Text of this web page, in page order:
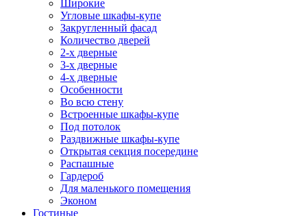
Широкие
Угловые шкафы-купе
Закругленный фасад
Количество дверей
2-х дверные
3-х дверные
4-х дверные
Особенности
Во всю стену
Встроенные шкафы-купе
Под потолок
Раздвижные шкафы-купе
Открытая секция посередине
Распашные
Гардероб
Для маленького помещения
Эконом
Гостиные